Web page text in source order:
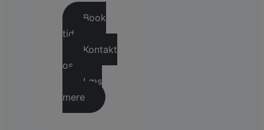
Book
tid
Kontakt
os
Læs
mere